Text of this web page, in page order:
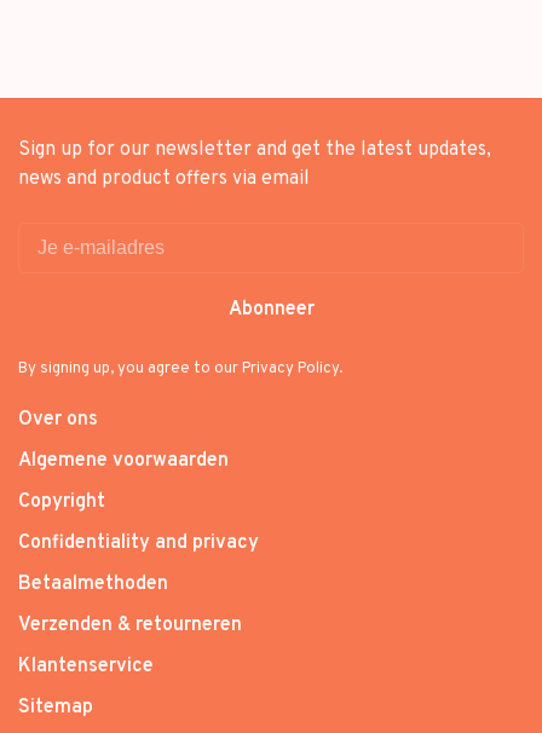
Sign up for our newsletter and get the latest updates,
news and product offers via email
Abonneer
By signing up, you agree to our Privacy Policy.
Over ons
Algemene voorwaarden
Copyright
Confidentiality and privacy
Betaalmethoden
Verzenden & retourneren
Klantenservice
Sitemap